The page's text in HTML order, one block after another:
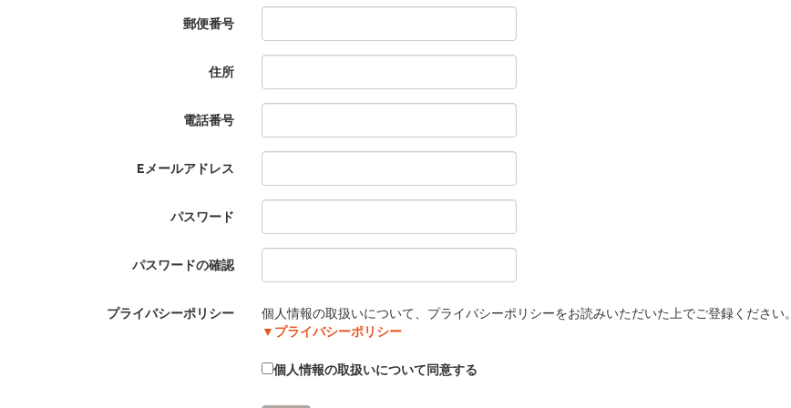
郵便番号
住所
電話番号
Eメールアドレス
パスワード
パスワードの確認
プライバシーポリシー
個人情報の取扱いについて、プライバシーポリシーをお読みいただいた上でご登録ください。
▼プライバシーポリシー
個人情報の取扱いについて同意する